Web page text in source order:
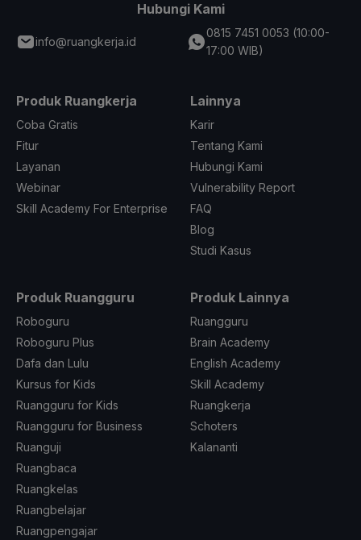
Hubungi Kami
info@ruangkerja.id
0815 7451 0053 (10:00-
17:00 WIB)
Produk Ruangkerja
Coba Gratis
Fitur
Layanan
Webinar
Skill Academy For Enterprise
Lainnya
Karir
Tentang Kami
Hubungi Kami
Vulnerability Report
FAQ
Blog
Studi Kasus
Produk Ruangguru
Roboguru
Roboguru Plus
Dafa dan Lulu
Kursus for Kids
Ruangguru for Kids
Ruangguru for Business
Ruanguji
Ruangbaca
Ruangkelas
Ruangbelajar
Ruangpengajar
Produk Lainnya
Ruangguru
Brain Academy
English Academy
Skill Academy
Ruangkerja
Schoters
Kalananti